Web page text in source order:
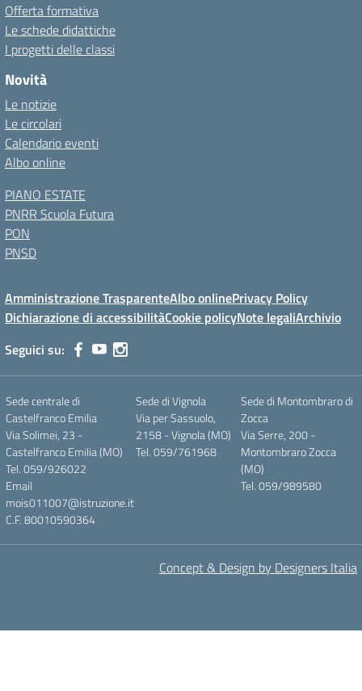
Offerta formativa
Le schede didattiche
I progetti delle classi
Novità
Le notizie
Le circolari
Calendario eventi
Albo online
PIANO ESTATE
PNRR Scuola Futura
PON
PNSD
Amministrazione TrasparenteAlbo onlinePrivacy Policy
Dichiarazione di accessibilitàCookie policyNote legaliArchivio
Seguici su:
Sede centrale di
Castelfranco Emilia
Via Solimei, 23 -
Castelfranco Emilia (MO)
Tel. 059/926022
Email
mois011007@istruzione.it
C.F. 80010590364
Sede di Vignola
Via per Sassuolo,
2158 - Vignola (MO)
Tel. 059/761968
Sede di Montombraro di
Zocca
Via Serre, 200 -
Montombraro Zocca
(MO)
Tel. 059/989580
Concept & Design by Designers Italia